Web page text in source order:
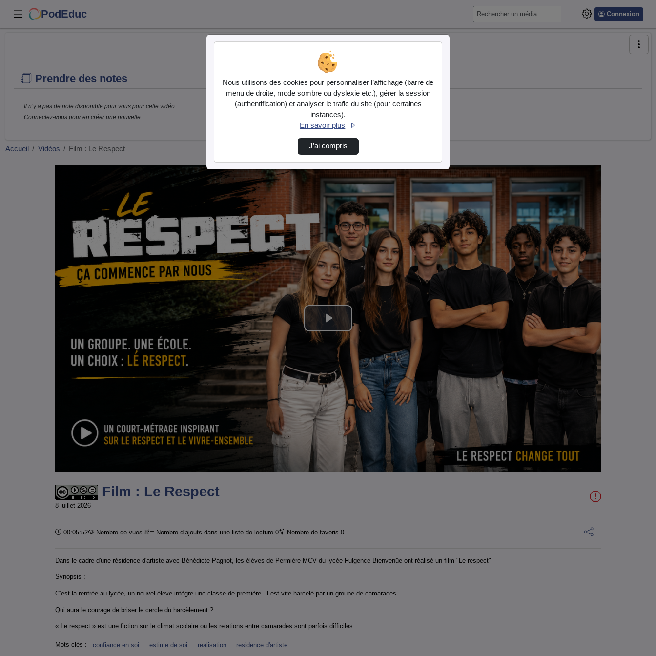
PodEduc Connexion
Prendre des notes
Il n’y a pas de note disponible pour vous pour cette vidéo.
Connectez-vous pour en créer une nouvelle.
Accueil Vidéos Film : Le Respect
Lire
la
vidéo
Film : Le Respect
8 juillet 2026
Durée :
00:05:52 Nombre de vues 8 Nombre d’ajouts dans une liste de lecture 0 Nombre de favoris 0
Dans le cadre d'une résidence d'artiste avec Bénédicte Pagnot, les élèves de Permière MCV du lycée Fulgence Bienvenüe ont réalisé un film "Le respect"
Synopsis :
C’est la rentrée au lycée, un nouvel élève intègre une classe de première. Il est vite harcelé par un groupe de camarades.
Qui aura le courage de briser le cercle du harcèlement ?
« Le respect » est une fiction sur le climat scolaire où les relations entre camarades sont parfois difficiles.
Mots clés : confiance en soi estime de soi realisation residence d'artiste
Nous utilisons des cookies pour personnaliser l’affichage (barre de
menu de droite, mode sombre ou dyslexie etc.), gérer la session
(authentification) et analyser le trafic du site (pour certaines
instances).
En savoir plus
J’ai compris